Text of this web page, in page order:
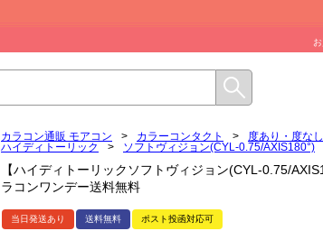
カラコン通販 モアコン > カラーコンタクト > 度あり・度なし
ハイディトーリック
> ソフトヴィジョン(CYL-0.75/AXIS180°)
【ハイディトーリックソフトヴィジョン(CYL-0.75/
ラコンワンデー送料無料
当日発送あり 送料無料 ポスト投函対応可